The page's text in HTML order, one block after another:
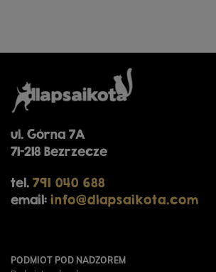
ul. Górna 7A
71-218 Bezrzecze
tel. 791 040 688
email: info@dlapsaikota.com
PODMIOT POD NADZOREM